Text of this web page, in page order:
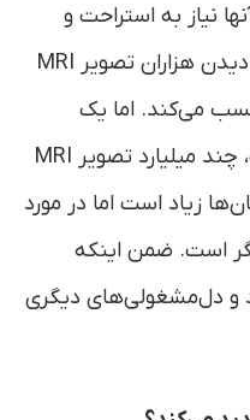
نیاز به استراحت و
خواب ندارند. یک پزشک پس از دیدن هزاران تصویر MRI
می‌کند. اما یک
کامپیوتر می‌تواند در زمانی کوتاه، چند میلیارد تصویر MRI
زیاد است اما در مورد
است. ضمن اینکه
و دل‌مشغولی‌های دیگری